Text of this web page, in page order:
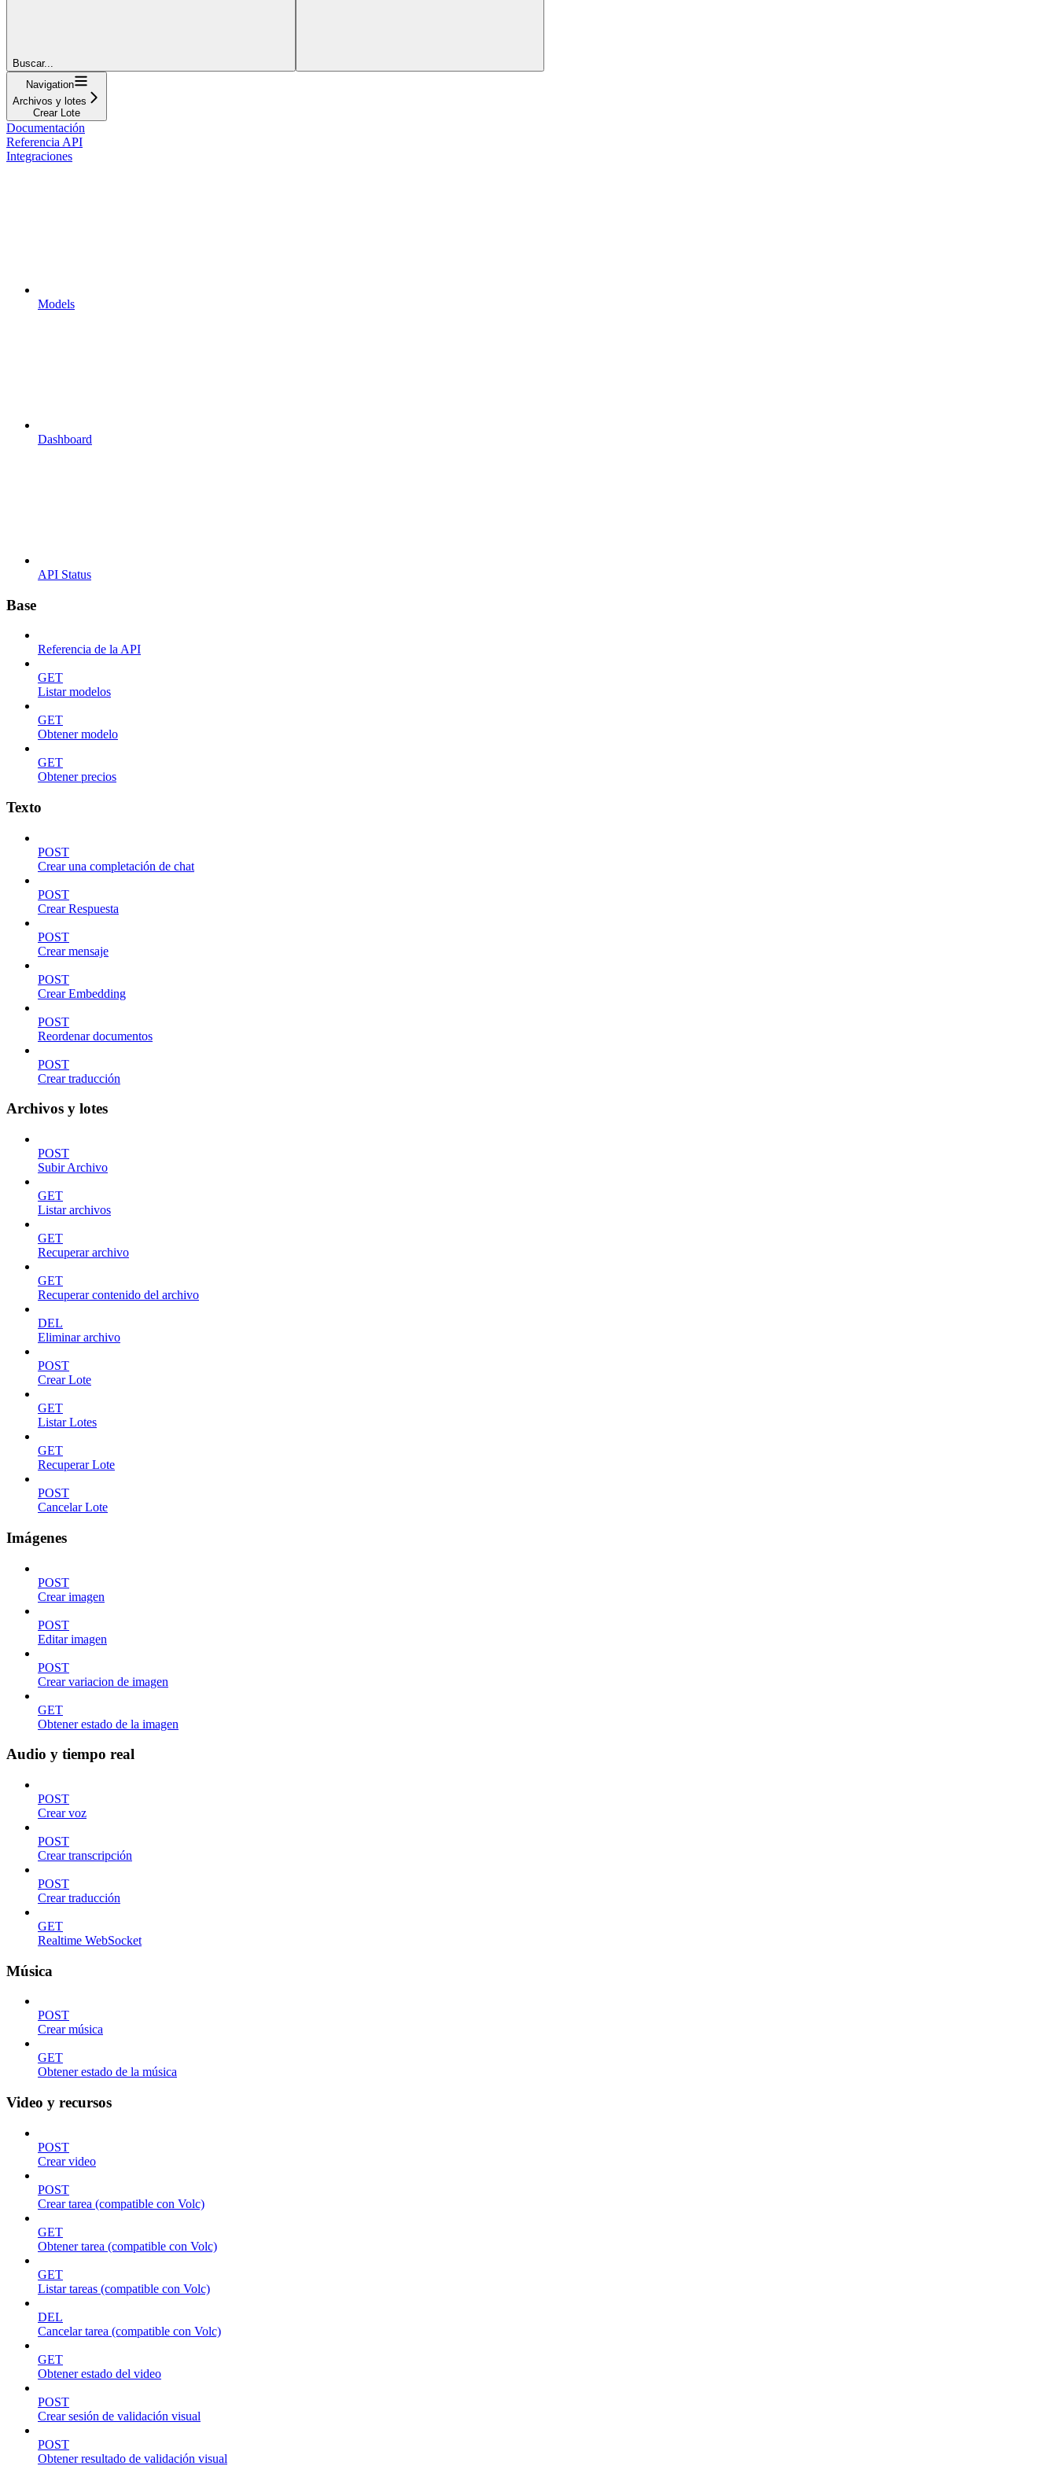
Buscar...
Navigation
Archivos y lotes
Crear Lote
Documentación
Referencia API
Integraciones
Models
Dashboard
API Status
Base
Referencia de la API
GET
Listar modelos
GET
Obtener modelo
GET
Obtener precios
Texto
POST
Crear una completación de chat
POST
Crear Respuesta
POST
Crear mensaje
POST
Crear Embedding
POST
Reordenar documentos
POST
Crear traducción
Archivos y lotes
POST
Subir Archivo
GET
Listar archivos
GET
Recuperar archivo
GET
Recuperar contenido del archivo
DEL
Eliminar archivo
POST
Crear Lote
GET
Listar Lotes
GET
Recuperar Lote
POST
Cancelar Lote
Imágenes
POST
Crear imagen
POST
Editar imagen
POST
Crear variacion de imagen
GET
Obtener estado de la imagen
Audio y tiempo real
POST
Crear voz
POST
Crear transcripción
POST
Crear traducción
GET
Realtime WebSocket
Música
POST
Crear música
GET
Obtener estado de la música
Video y recursos
POST
Crear video
POST
Crear tarea (compatible con Volc)
GET
Obtener tarea (compatible con Volc)
GET
Listar tareas (compatible con Volc)
DEL
Cancelar tarea (compatible con Volc)
GET
Obtener estado del video
POST
Crear sesión de validación visual
POST
Obtener resultado de validación visual